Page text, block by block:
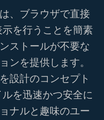
、ブラウザで直接
を行うことを簡素
ストールが不要な
ンを提供します。
設計のコンセプト
を迅速かつ安全に
ナルと趣味のユー